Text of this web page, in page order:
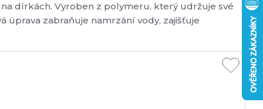
dírkách. Vyroben z polymeru, který udržuje své
úprava zabraňuje namrzání vody, zajišťuje